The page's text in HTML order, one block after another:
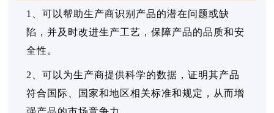
1、可以帮助生产商识别产品的潜在问题或缺
陷，并及时改进生产工艺，保障产品的品质和安
全性。
2、可以为生产商提供科学的数据，证明其产品
符合国际、国家和地区相关标准和规定，从而增